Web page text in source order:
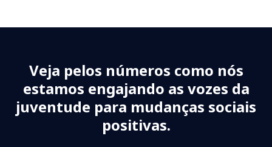
Veja pelos números como nós
estamos engajando as vozes da
juventude para mudanças sociais
positivas.